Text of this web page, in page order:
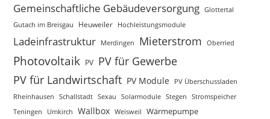
Gemeinschaftliche Gebäudeversorgung Glottertal
Gutach im Breisgau
Heuweiler Hochleistungsmodule
Ladeinfrastruktur Merdingen Mieterstrom Oberried
Photovoltaik PV PV für Gewerbe
PV für Landwirtschaft PV Module
PV Überschussladen
Rheinhausen
Schallstadt Sexau Solarmodule Stegen
Stromspeicher
Teningen
Umkirch Wallbox Weisweil Wärmepumpe